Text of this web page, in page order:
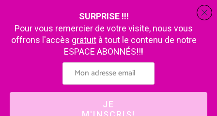
SURPRISE !!!
Pour vous remercier de votre visite, nous vous
offrons l'accès gratuità tout le contenu de notre
ESPACE ABONNÉS!!!
JE